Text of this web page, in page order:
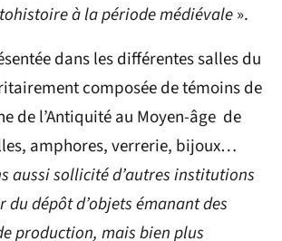
à la période médiévale».
dans les différentes salles du
composée de témoins de
de l’Antiquité au Moyen-âge de
amphores, verrerie, bijoux…
aussi sollicité d’autres institutions
du dépôt d’objets émanant des
production, mais bien plus